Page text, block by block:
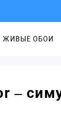
ЖИВЫЕ ОБОИ
–